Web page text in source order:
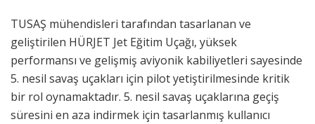
TUSAŞ mühendisleri tarafından tasarlanan ve
geliştirilen HÜRJET Jet Eğitim Uçağı, yüksek
performansı ve gelişmiş aviyonik kabiliyetleri sayesinde
5. nesil savaş uçakları için pilot yetiştirilmesinde kritik
bir rol oynamaktadır. 5. nesil savaş uçaklarına geçiş
süresini en aza indirmek için tasarlanmış kullanıcı